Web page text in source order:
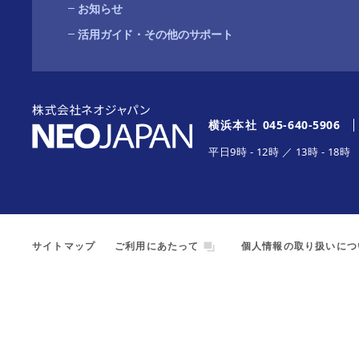
お知らせ
活用ガイド・その他のサポート
横浜本社 045-640-5906
平日9時 - 12時 ／ 13時 - 18時
サイトマップ ご利用にあたって 個人情報の取り扱いに